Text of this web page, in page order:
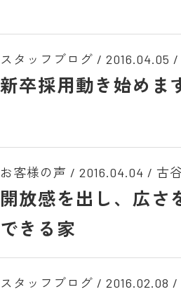
スタッフブログ / 2016.04.05 /
新卒採用動き始めま
お客様の声 / 2016.04.04 / 古
開放感を出し、広さ
できる家
スタッフブログ / 2016.02.08 /